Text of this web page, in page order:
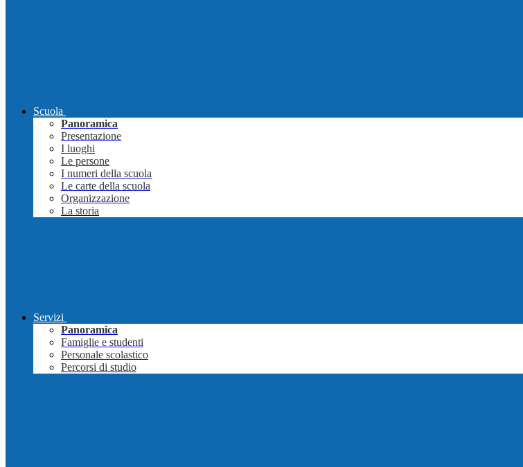
Scuola
Panoramica
Presentazione
I luoghi
Le persone
I numeri della scuola
Le carte della scuola
Organizzazione
La storia
Servizi
Panoramica
Famiglie e studenti
Personale scolastico
Percorsi di studio